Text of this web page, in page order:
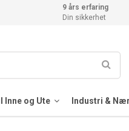
9 års erfaring
Din sikkerhet
Inne og Ute Industri &